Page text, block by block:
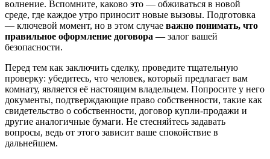
волнение. Вспомните, каково это — обживаться в новой
среде, где каждое утро приносит новые вызовы. Подготовка
— ключевой момент, но в этом случае важно понимать, что
правильное оформление договора — залог вашей
безопасности.
Перед тем как заключить сделку, проведите тщательную
проверку: убедитесь, что человек, который предлагает вам
комнату, является её настоящим владельцем. Попросите у него
документы, подтверждающие право собственности, такие как
свидетельство о собственности, договор купли-продажи и
другие аналогичные бумаги. Не стесняйтесь задавать
вопросы, ведь от этого зависит ваше спокойствие в
дальнейшем.